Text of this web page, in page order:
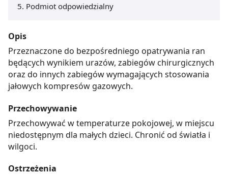
Podmiot odpowiedzialny
Opis
Przeznaczone do bezpośredniego opatrywania ran
będących wynikiem urazów, zabiegów chirurgicznych
oraz do innych zabiegów wymagających stosowania
jałowych kompresów gazowych.
Przechowywanie
Przechowywać w temperaturze pokojowej, w miejscu
niedostępnym dla małych dzieci. Chronić od światła i
wilgoci.
Ostrzeżenia